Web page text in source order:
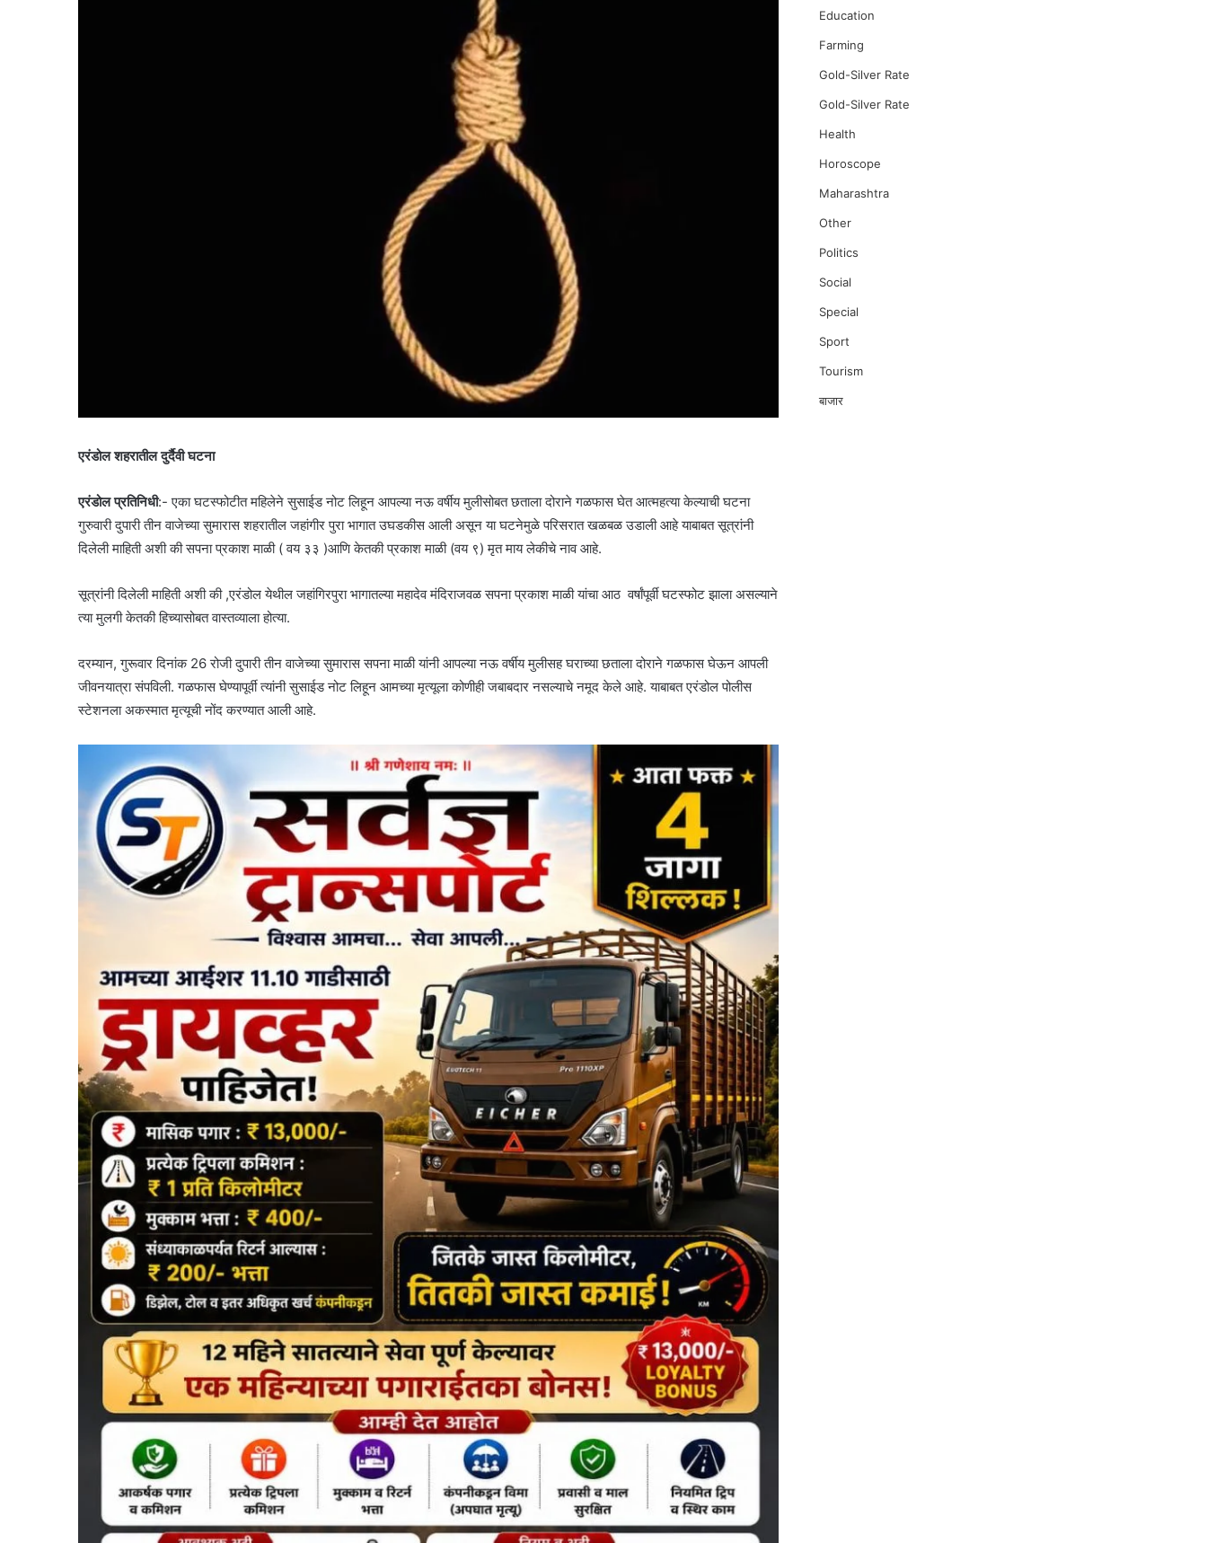
एरंडोल शहरातील दुर्दैवी घटना
एरंडोल प्रतिनिधी:- एका घटस्फोटीत महिलेने सुसाईड नोट लिहून आपल्या नऊ वर्षीय मुलीसोबत छताला दोराने गळफास घेत आत्महत्या केल्याची घटना
गुरुवारी दुपारी तीन वाजेच्या सुमारास शहरातील जहांगीर पुरा भागात उघडकीस आली असून या घटनेमुळे परिसरात खळबळ उडाली आहे याबाबत सूत्रांनी
दिलेली माहिती अशी की सपना प्रकाश माळी ( वय ३३ )आणि केतकी प्रकाश माळी (वय ९) मृत माय लेकीचे नाव आहे.
सूत्रांनी दिलेली माहिती अशी की ,एरंडोल येथील जहांगिरपुरा भागातल्या महादेव मंदिराजवळ सपना प्रकाश माळी यांचा आठ वर्षांपूर्वी घटस्फोट झाला असल्याने
त्या मुलगी केतकी हिच्यासोबत वास्तव्याला होत्या.
दरम्यान, गुरूवार दिनांक 26 रोजी दुपारी तीन वाजेच्या सुमारास सपना माळी यांनी आपल्या नऊ वर्षीय मुलीसह घराच्या छताला दोराने गळफास घेऊन आपली
जीवनयात्रा संपविली. गळफास घेण्यापूर्वी त्यांनी सुसाईड नोट लिहून आमच्या मृत्यूला कोणीही जबाबदार नसल्याचे नमूद केले आहे. याबाबत एरंडोल पोलीस
स्टेशनला अकस्मात मृत्यूची नोंद करण्यात आली आहे.
Education
Farming
Gold-Silver Rate
Gold-Silver Rate
Health
Horoscope
Maharashtra
Other
Politics
Social
Special
Sport
Tourism
बाजार